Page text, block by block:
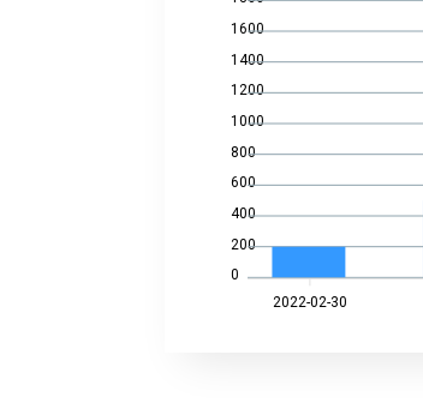
1600
1400
1200
1000
800
600
400
200
0
2022-02-30